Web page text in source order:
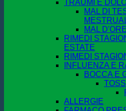
TRAUMI E
MAL DI
MAL
RIMEDI
ESTATE
RIMEDI
INFLUENZA E
BOCCA E
ALLERGIE